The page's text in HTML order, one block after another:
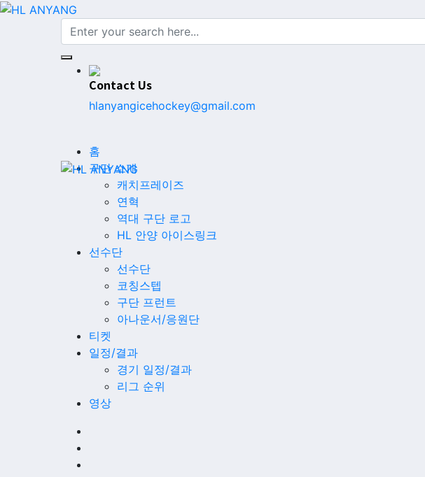
Contact Us
hlanyangicehockey@gmail.com
홈
구단 소개
캐치프레이즈
연혁
역대 구단 로고
HL 안양 아이스링크
선수단
선수단
코칭스텝
구단 프런트
아나운서/응원단
티켓
일정/결과
경기 일정/결과
리그 순위
영상